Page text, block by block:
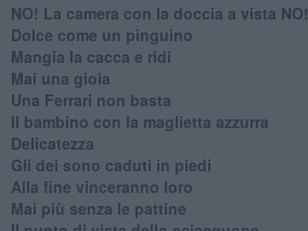
NO! La camera con la doccia a vista NO!
Dolce come un pinguino
Mangia la cacca e ridi
Mai una gioia
Una Ferrari non basta
Il bambino con la maglietta azzurra
Delicatezza
Gli dei sono caduti in piedi
Alla fine vinceranno loro
Mai più senza le pattine